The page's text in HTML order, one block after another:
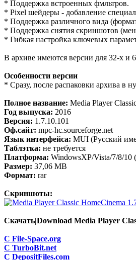
* Поддержка встроенных фмльтров.
* Pixel шейдеры - добавление
* Поддержка различного вида
* Поддержка снятия скриншотов
* Гибкая настройка ключевых
В архиве имеются версии для 32-х и
Особенности версии
* Сразу, после распаковки архива в
Полное название: Media Player
Год выпуска: 2016
Версия: 1.7.10.101
Оф.сайт: mpc-hc.sourceforge.net
Язык интерфейса: MUI (Русский
Таблэтка: не требуется
Платформа: WindowsXP/Vista/7/8/10
Размер: 37,06 MB
Формат: rar
Скриншоты:
Скачать|Download Media Player
С File-Space.org
С TurboBit.net
С DepositFiles.com